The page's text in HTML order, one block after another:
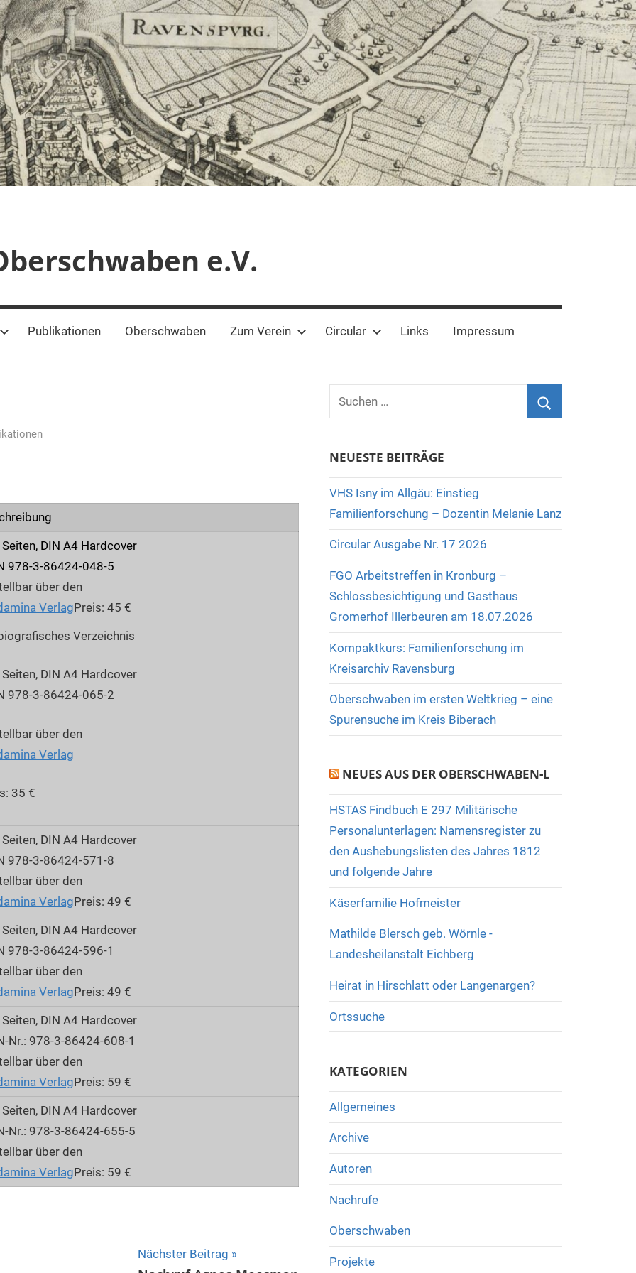
e.V.
Publikationen Oberschwaben Zum Verein Circular Links Impressum
DIN A4 Hardcover
978-3-86424-048-5
über den
VerlagPreis: 45 €
Verzeichnis
DIN A4 Hardcover
978-3-86424-065-2
über den
Verlag
35 €
DIN A4 Hardcover
978-3-86424-571-8
über den
VerlagPreis: 49 €
DIN A4 Hardcover
978-3-86424-596-1
über den
VerlagPreis: 49 €
DIN A4 Hardcover
Nr.: 978-3-86424-608-1
über den
VerlagPreis: 59 €
DIN A4 Hardcover
Nr.: 978-3-86424-655-5
über den
VerlagPreis: 59 €
Nächster Beitrag
Suchen
nach:
NEUESTE BEITRÄGE
VHS Isny im Allgäu: Einstieg
Familienforschung – Dozentin Melanie Lanz
Circular Ausgabe Nr. 17 2026
FGO Arbeitstreffen in Kronburg –
Schlossbesichtigung und Gasthaus
Gromerhof Illerbeuren am 18.07.2026
Kompaktkurs: Familienforschung im
Kreisarchiv Ravensburg
Oberschwaben im ersten Weltkrieg – eine
Spurensuche im Kreis Biberach
NEUES AUS DER OBERSCHWABEN-L
HSTAS Findbuch E 297 Militärische
Personalunterlagen: Namensregister zu
den Aushebungslisten des Jahres 1812
und folgende Jahre
Käserfamilie Hofmeister
Mathilde Blersch geb. Wörnle -
Landesheilanstalt Eichberg
Heirat in Hirschlatt oder Langenargen?
Ortssuche
KATEGORIEN
Allgemeines
Archive
Autoren
Nachrufe
Oberschwaben
Projekte